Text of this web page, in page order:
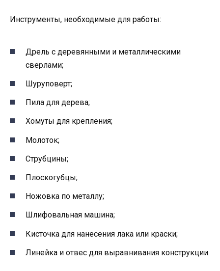
Инструменты, необходимые для работы:
Дрель с деревянными и металлическими
сверлами;
Шуруповерт;
Пила для дерева;
Хомуты для крепления;
Молоток;
Струбцины;
Плоскогубцы;
Ножовка по металлу;
Шлифовальная машина;
Кисточка для нанесения лака или краски;
Линейка и отвес для выравнивания конструкции.